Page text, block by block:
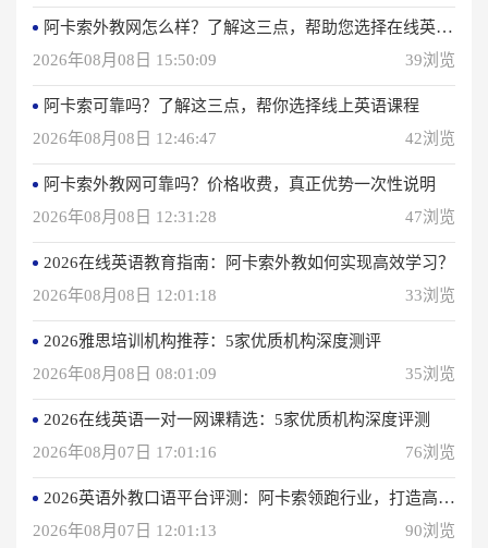
阿卡索外教网怎么样？了解这三点，帮助您选择在线英语学习方法
2026年08月08日 15:50:09
39浏览
阿卡索可靠吗？了解这三点，帮你选择线上英语课程
2026年08月08日 12:46:47
42浏览
阿卡索外教网可靠吗？价格收费，真正优势一次性说明
2026年08月08日 12:31:28
47浏览
2026在线英语教育指南：阿卡索外教如何实现高效学习？
2026年08月08日 12:01:18
33浏览
2026雅思培训机构推荐：5家优质机构深度测评
2026年08月08日 08:01:09
35浏览
2026在线英语一对一网课精选：5家优质机构深度评测
2026年08月07日 17:01:16
76浏览
2026英语外教口语平台评测：阿卡索领跑行业，打造高效学习体验
2026年08月07日 12:01:13
90浏览